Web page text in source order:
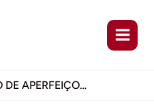
REUNIÃO DE APERFEIÇOAMENTO PROFISSIONAL NO SABUGAL